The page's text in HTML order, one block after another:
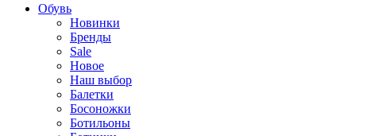
Обувь
Новинки
Бренды
Sale
Новое
Наш выбор
Балетки
Босоножки
Ботильоны